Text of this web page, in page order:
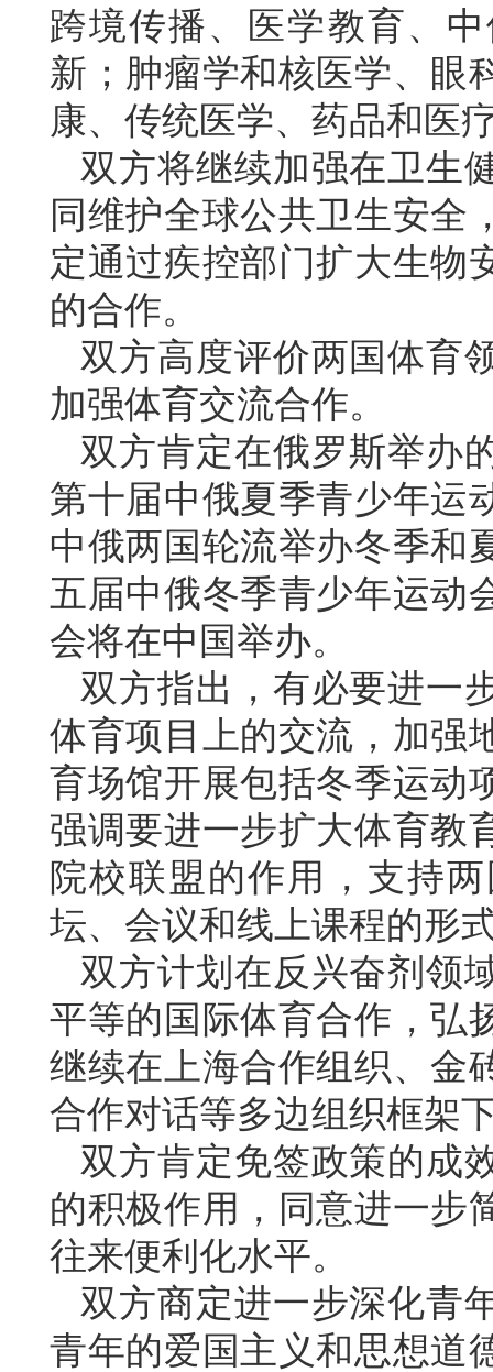
跨境传播、医学教育、
新；肿瘤学和核医学、眼
康、传统医学、药品和医
双方将继续加强在卫生
同维护全球公共卫生安全
定通过疾控部门扩大生物
的合作。
双方高度评价两国体育
加强体育交流合作。
双方肯定在俄罗斯举办
第十届中俄夏季青少年运
中俄两国轮流举办冬季和
五届中俄冬季青少年运动
会将在中国举办。
双方指出，有必要进一
体育项目上的交流，加强
育场馆开展包括冬季运动
强调要进一步扩大体育教
院校联盟的作用，支持
坛、会议和线上课程的形
双方计划在反兴奋剂领
平等的国际体育合作，弘
继续在上海合作组织、金
合作对话等多边组织框架
双方肯定免签政策的成
的积极作用，同意进一步
往来便利化水平。
双方商定进一步深化青
青年的爱国主义和思想道